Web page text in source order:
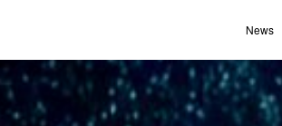
News